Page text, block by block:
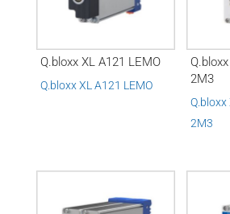
Q.bloxx XL A121 LEMO
Q.bloxx XL A121 LEMO
2M3
Q.bloxx
2M3